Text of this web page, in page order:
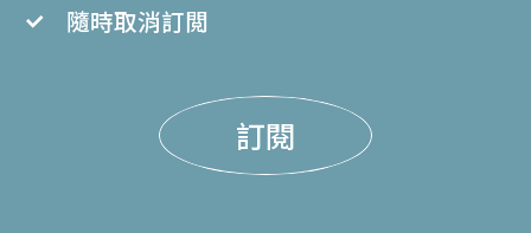
隨時取消訂閲
訂閱